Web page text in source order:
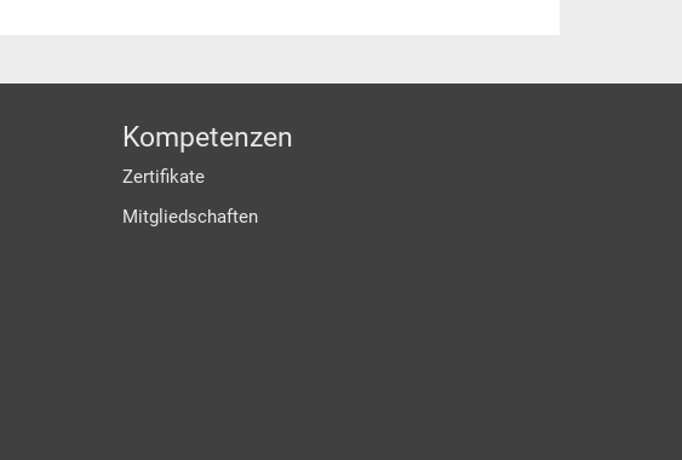
Kompetenzen
Zertifikate
Mitgliedschaften